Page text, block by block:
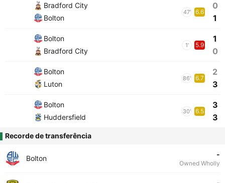
Bradford City
Bolton
47' 6.6
0
1
Bolton
Bradford City
1' 5.9
1
0
Bolton
Luton
86' 6.7
2
3
Bolton
Huddersfield
30' 6.5
3
3
Recorde de transferência
Bolton -
Owned Wholly